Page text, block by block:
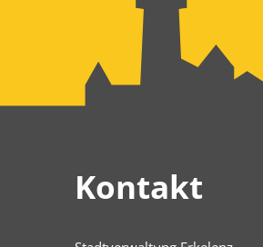
Kontakt